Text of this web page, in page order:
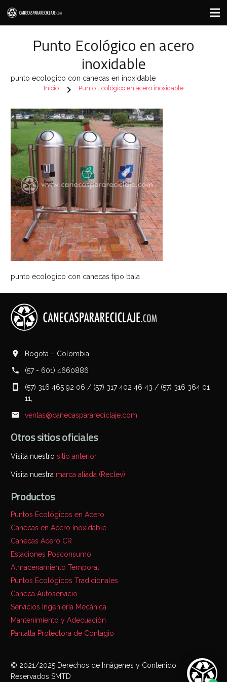
Punto Ecológico en acero
inoxidable
punto ecologico con canecas en inoxidable
Inicio chevron_right Punto Ecológico en acero inoxidable
punto ecologico con canecas tipo bala
Bogotá – Colombia
(57 - 601) 4660886
(57) 316 465 92 06 / (57) 317 402 46 43 / (57) 316 364 01
11,
ventas@canecasparareciclaje.com
Otros sitios oficiales
Visita nuestro sitio anterior
Visita nuestra marca aliada (Reclev)
Productos
Puntos Ecológicos en Acero
Canecas en Acero Inoxidable
Canecas Acero CR
Estaciones Posconsumo
Almacenamiento Temporal
Puntos Ecológicos Tradicionales
Caneca Autoservicio
Servicios Ingeniería Mecánica
Mantenimiento y Adecuación
Pantalla Protectora de Contagio
© 2021/2025 Derechos de Imágenes y Contenido
Reservados SMTD